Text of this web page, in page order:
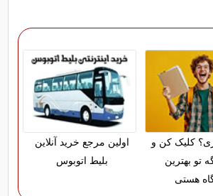
کلیک کن و
تو بهترین
هستی
اولین مرجع خرید آنلاین
بلیط اتوبوس